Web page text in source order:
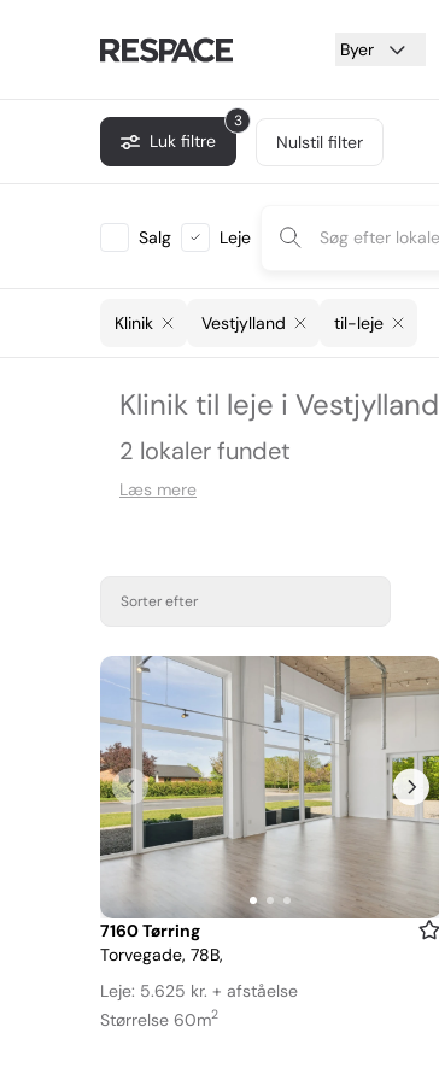
Byer
3
Luk filtre Nulstil filter
Salg Leje
Klinik Vestjylland til-leje
Klinik til leje i Vestjylland
2 lokaler fundet
Læs mere
Sorter efter
Item
1
of
3
7160 Tørring
Torvegade, 78B,
Leje: 5.625 kr. + afståelse
Størrelse 60m2